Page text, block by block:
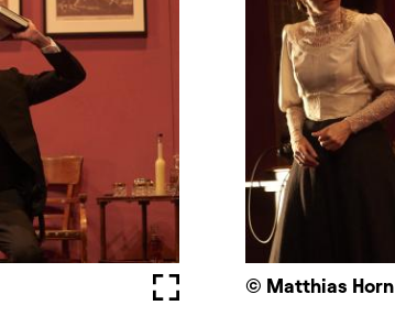
Fullscreen © Matthias Horn